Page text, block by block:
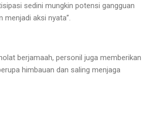
sedini mungkin potensi gangguan
aksi nyata”.
berjamaah, personil juga memberikan
himbauan dan saling menjaga